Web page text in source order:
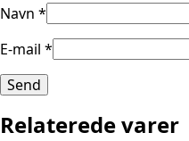
Navn *
E-mail *
Relaterede varer